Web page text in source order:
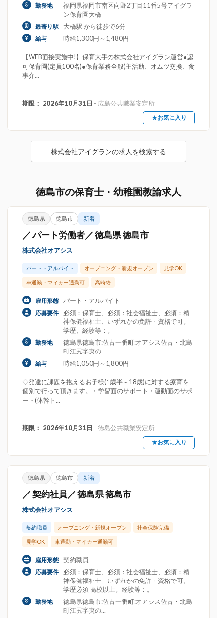
勤務地
福岡県福岡市南区向野2丁目11番5号アイグラ
ン保育園大橋
最寄り駅 大橋駅 から徒歩で6分
給与 時給1,300円～1,480円
【WEB面接実施中!】保育大手の株式会社アイグラン運営●認
可保育園(定員100名)●保育業務全般(主活動、オムツ交換、食
事介...
期限： 2026年10月31日 - 広島公共職業安定所
★お気に入り
株式会社アイグランの求人を検索する
徳島市の保育士・幼稚園教諭求人
徳島県 徳島市 新着
／ パート労働者／ 徳島県 徳島市
株式会社オアシス
パート・アルバイト オープニング・新規オープン 見学OK
車通勤・マイカー通勤可 高時給
雇用形態 パート・アルバイト
応募要件
必須：保育士、必須：社会福祉士、必須：精
神保健福祉士、いずれかの免許・資格で可。
学歴。経験等：。
勤務地
徳島県徳島市:佐古一番町:オアシス佐古・北島
町江尻字夷の...
給与 時給1,050円～1,800円
◇発達に課題を抱えるお子様(1歳半～18歳)に対する療育を
個別で行って頂きます。・学習面のサポート・運動面のサポ
ート(体幹ト...
期限： 2026年10月31日 - 徳島公共職業安定所
★お気に入り
徳島県 徳島市 新着
／ 契約社員／ 徳島県 徳島市
株式会社オアシス
契約職員 オープニング・新規オープン 社会保険完備
見学OK 車通勤・マイカー通勤可
雇用形態 契約職員
応募要件
必須：保育士、必須：社会福祉士、必須：精
神保健福祉士、いずれかの免許・資格で可。
学歴必須 高校以上。経験等：。
勤務地
徳島県徳島市:佐古一番町:オアシス佐古・北島
町江尻字夷の...